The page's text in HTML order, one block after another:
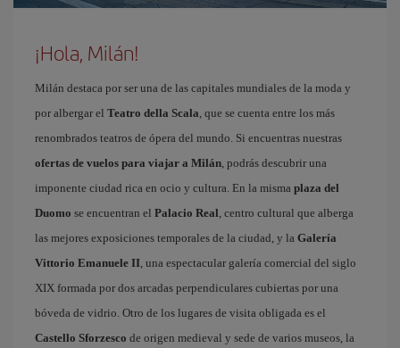
¡Hola, Milán!
Milán destaca por ser una de las capitales mundiales de la moda y
por albergar el Teatro della Scala, que se cuenta entre los más
renombrados teatros de ópera del mundo. Si encuentras nuestras
ofertas de vuelos para viajar a Milán, podrás descubrir una
imponente ciudad rica en ocio y cultura. En la misma plaza del
Duomo se encuentran el Palacio Real, centro cultural que alberga
las mejores exposiciones temporales de la ciudad, y la Galería
Vittorio Emanuele II, una espectacular galería comercial del siglo
XIX formada por dos arcadas perpendiculares cubiertas por una
bóveda de vidrio. Otro de los lugares de visita obligada es el
Castello Sforzesco de origen medieval y sede de varios museos, la